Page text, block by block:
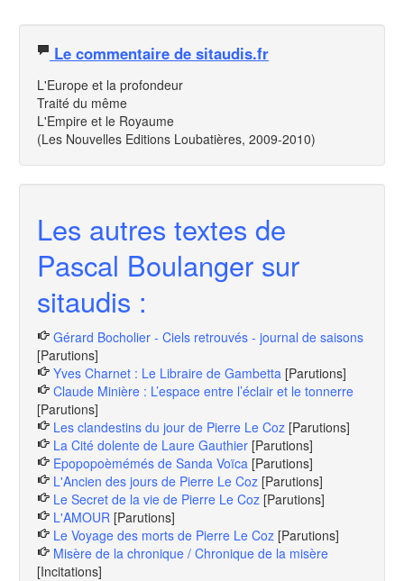
Le commentaire de sitaudis.fr
L'Europe et la profondeur
Traité du même
L'Empire et le Royaume
(Les Nouvelles Editions Loubatières, 2009-2010)
Les autres textes de
Pascal Boulanger sur
sitaudis :
Gérard Bocholier - Ciels retrouvés - journal de saisons
[Parutions]
Yves Charnet : Le Libraire de Gambetta [Parutions]
Claude Minière : L’espace entre l’éclair et le tonnerre
[Parutions]
Les clandestins du jour de Pierre Le Coz [Parutions]
La Cité dolente de Laure Gauthier [Parutions]
Epopopoèmémés de Sanda Voïca [Parutions]
L'Ancien des jours de Pierre Le Coz [Parutions]
Le Secret de la vie de Pierre Le Coz [Parutions]
L'AMOUR [Parutions]
Le Voyage des morts de Pierre Le Coz [Parutions]
Misère de la chronique / Chronique de la misère
[Incitations]